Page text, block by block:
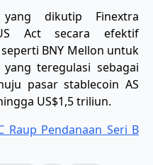
dikutip Finextra
Act secara efektif
BNY Mellon untuk
teregulasi sebagai
pasar stablecoin AS
US$1,5 triliun.
Raup Pendanaan Seri B